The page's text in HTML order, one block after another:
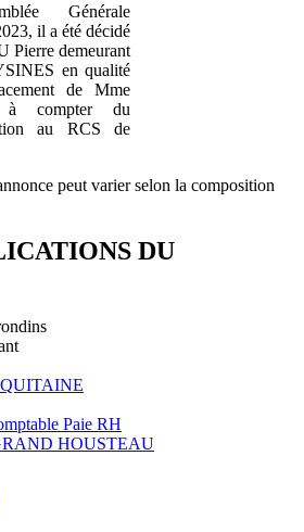
Générale
il a été décidé
Pierre demeurant
en qualité
de Mme
compter du
au RCS de
peut varier selon la composition
DU
Paie RH
HOUSTEAU